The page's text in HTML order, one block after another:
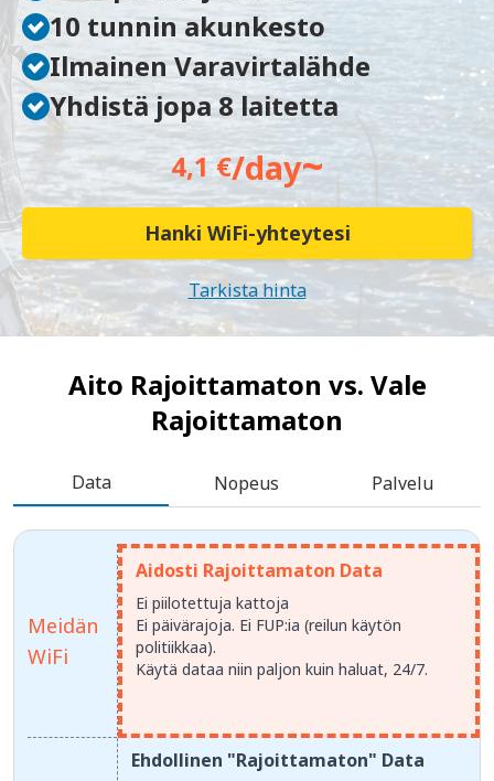
10 tunnin akunkesto
Ilmainen Varavirtalähde
Yhdistä jopa 8 laitetta
4,1 €/day~
Hanki WiFi-yhteytesi
Tarkista hinta
Aito Rajoittamaton vs. Vale
Rajoittamaton
Data Nopeus Palvelu
Meidän
WiFi
Aidosti Rajoittamaton Data
Ei piilotettuja kattoja
Ei päivärajoja. Ei FUP:ia (reilun käytön
politiikkaa).
Käytä dataa niin paljon kuin haluat, 24/7.
Ehdollinen "Rajoittamaton" Data